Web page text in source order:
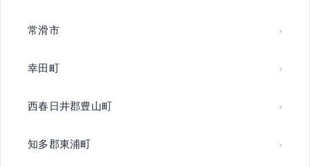
常滑市
幸田町
西春日井郡豊山町
知多郡東浦町